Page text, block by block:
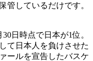
管しているだけです。
日時点で日本が1位。
て日本人を負けさせた
ールを宣告したバスケ